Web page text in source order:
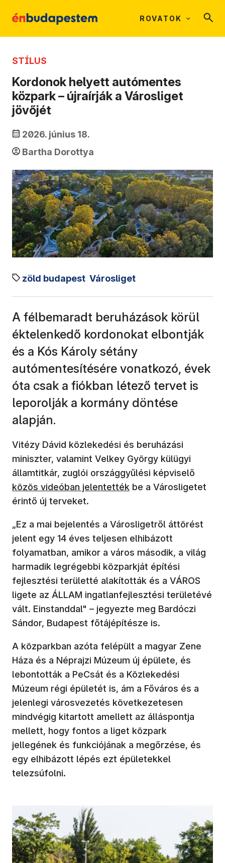
ROVATOK
STÍLUS
Kordonok helyett autómentes
közpark – újraírják a Városliget
jövőjét
2026. június 18.
Bartha Dorottya
zöld budapest Városliget
A félbemaradt beruházások körül
éktelenkedő kordonokat elbontják
és a Kós Károly sétány
autómentesítésére vonatkozó, évek
óta csak a fiókban létező tervet is
leporolják a kormány döntése
alapján.
Vitézy Dávid közlekedési és beruházási
miniszter, valamint Velkey György külügyi
államtitkár, zuglói országgyűlési képviselő
közös videóban jelentették be a Városligetet
érintő új terveket.
„Ez a mai bejelentés a Városligetről áttörést
jelent egy 14 éves teljesen elhibázott
folyamatban, amikor a város második, a világ
harmadik legrégebbi közparkját építési
fejlesztési területté alakították és a VÁROS
ligete az ÁLLAM ingatlanfejlesztési területévé
vált. Einstanddal" – jegyezte meg Bardóczi
Sándor, Budapest főtájépítésze is.
A közparkban azóta felépült a magyar Zene
Háza és a Néprajzi Múzeum új épülete, és
lebontották a PeCsát és a Közlekedési
Múzeum régi épületét is, ám a Főváros és a
jelenlegi városvezetés következetesen
mindvégig kitartott amellett az álláspontja
mellett, hogy fontos a liget közpark
jellegének és funkciójának a megőrzése, és
egy elhibázott lépés ezt épületekkel
telezsúfolni.